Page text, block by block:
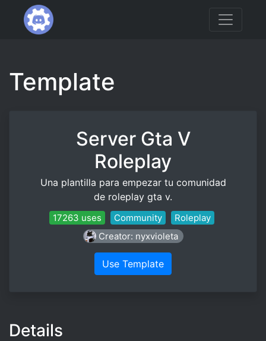
Template
Server Gta V
Roleplay
Una plantilla para empezar tu comunidad
de roleplay gta v.
17263 uses Community
Roleplay
Creator: nyxvioleta
Use Template
Details